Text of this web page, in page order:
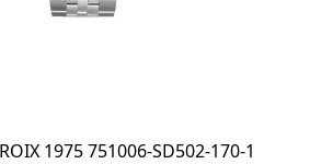
1975 751006-SD502-170-1